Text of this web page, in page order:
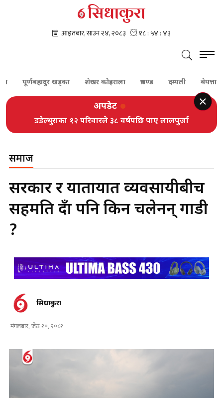
पूर्णबहादुर खड्का शेखर कोइराला प्रचण्ड दम्पती बेपत्ता
अपडेट
डडेल्धुराका १२ परिवारले ३८ वर्षपछि पाए लालपुर्जा
समाज
सरकार र यातायात व्यवसायीबीच
सहमति हुँदा पनि किन चलेनन् गाडी
?
सिधाकुरा
मंगलबार, जेठ २०, २०८२